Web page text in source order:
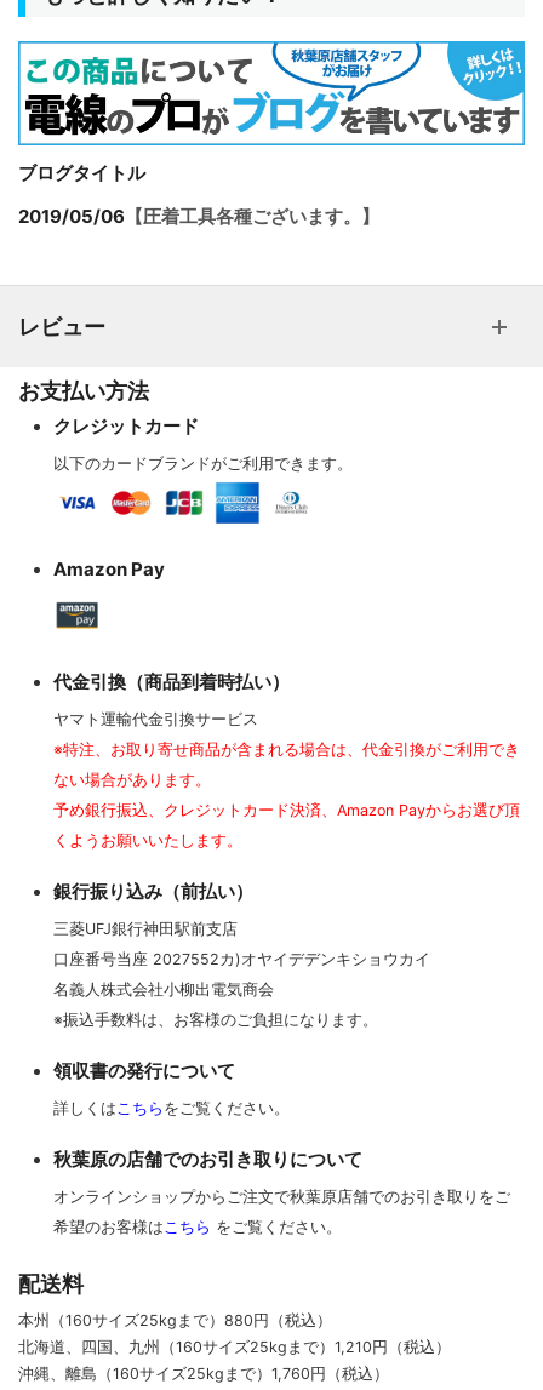
ブログタイトル
2019/05/06 【圧着工具各種ございます。】
レビュー
お支払い方法
クレジットカード
以下のカードブランドがご利用できます。
Amazon Pay
代金引換（商品到着時払い）
ヤマト運輸代金引換サービス
※特注、お取り寄せ商品が含まれる場合は、代金引換がご利用でき
ない場合があります。
予め銀行振込、クレジットカード決済、Amazon Payからお選び頂
くようお願いいたします。
銀行振り込み（前払い）
三菱UFJ銀行神田駅前支店
口座番号当座 2027552カ)オヤイデデンキショウカイ
名義人株式会社小柳出電気商会
※振込手数料は、お客様のご負担になります。
領収書の発行について
詳しくはこちら をご覧ください。
秋葉原の店舗でのお引き取りについて
オンラインショップからご注文で秋葉原店舗でのお引き取りをご
希望のお客様はこちら をご覧ください。
配送料
本州（160サイズ25kgまで）880円（税込）
北海道、四国、九州
（160サイズ25kgまで） 1,210円（税込）
沖縄、離島 （160サイズ25kgまで） 1,760円（税込）